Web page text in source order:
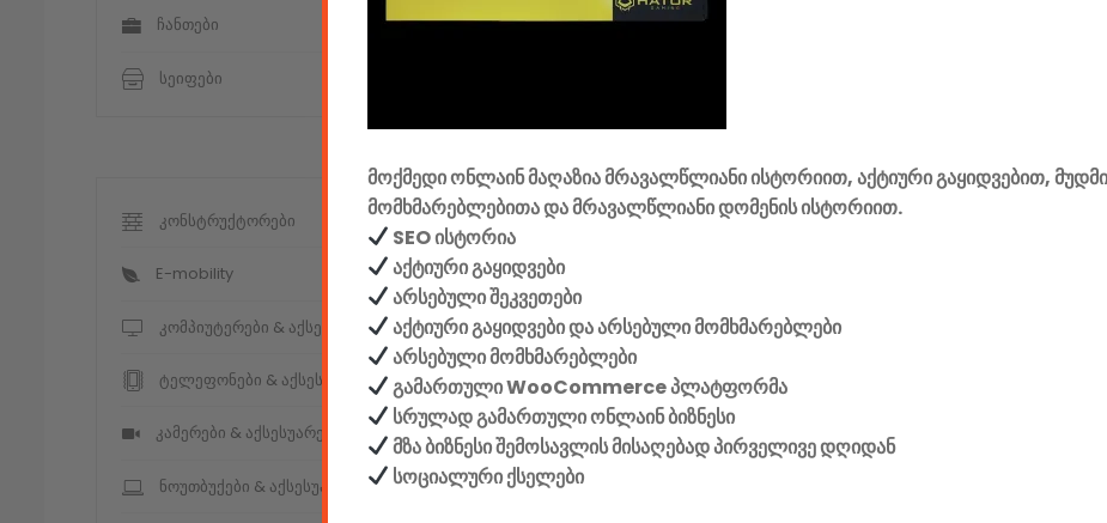
ჩანთები
სეიფები
კონსტრუქტორები
E-mobility
კომპიუტერები & აქსესუარები
ტელეფონები & აქსესუარები
კამერები & აქსესუარები
ნოუთბუქები & აქსესუარები
მოქმედი ონლაინ მაღაზია მრავალწლიანი ისტორიით, აქტიური გაყიდვებით,
მომხმარებლებითა და მრავალწლიანი დომენის ისტორიით.
SEO ისტორია
აქტიური გაყიდვები
არსებული შეკვეთები
აქტიური გაყიდვები და არსებული მომხმარებლები
არსებული მომხმარებლები
გამართული WooCommerce პლატფორმა
სრულად გამართული ონლაინ ბიზნესი
მზა ბიზნესი შემოსავლის მისაღებად პირველივე დღიდან
სოციალური ქსელები